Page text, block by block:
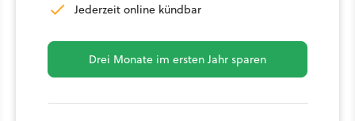
Jederzeit online kündbar
Drei Monate im ersten Jahr sparen